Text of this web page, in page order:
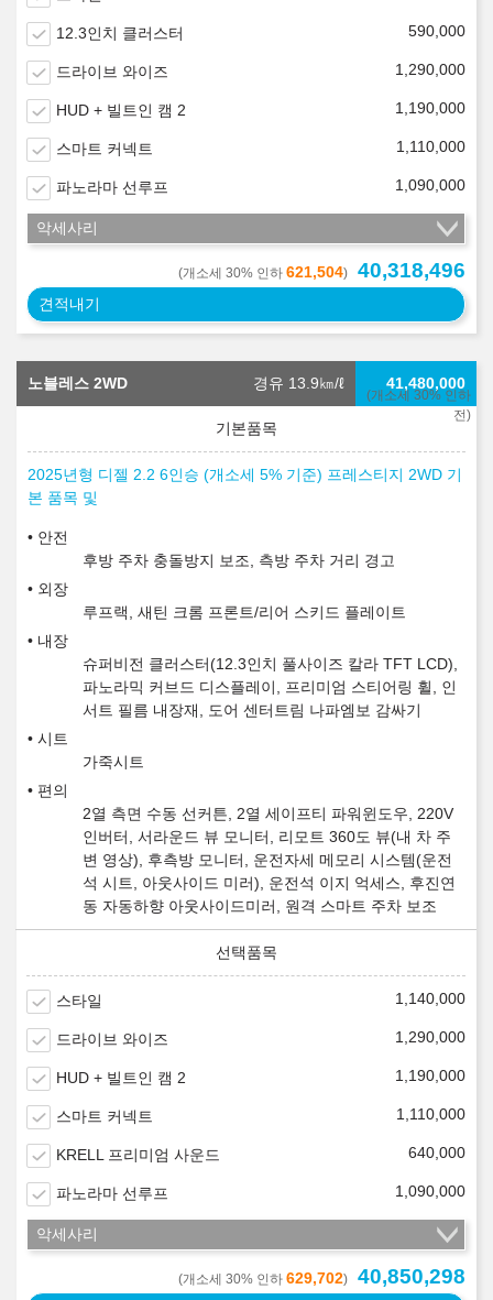
12.3인치 클러스터 590,000
드라이브 와이즈 1,290,000
HUD + 빌트인 캠 2 1,190,000
스마트 커넥트 1,110,000
파노라마 선루프 1,090,000
악세사리
(개소세 30% 인하 621,504) 40,318,496
견적내기
노블레스 2WD 경유 13.9㎞/ℓ
(개소세 30% 인하
전)
41,480,000
2025년형 디젤 2.2 6인승 (개소세 5% 기준) 프레스티지 2WD 기
본 품목 및
안전
후방 주차 충돌방지 보조, 측방 주차 거리 경고
외장
루프랙, 새틴 크롬 프론트/리어 스키드 플레이트
내장
슈퍼비전 클러스터(12.3인치 풀사이즈 칼라 TFT LCD),
파노라믹 커브드 디스플레이, 프리미엄 스티어링 휠, 인
서트 필름 내장재, 도어 센터트림 나파엠보 감싸기
시트
가죽시트
편의
2열 측면 수동 선커튼, 2열 세이프티 파워윈도우, 220V
인버터, 서라운드 뷰 모니터, 리모트 360도 뷰(내 차 주
변 영상), 후측방 모니터, 운전자세 메모리 시스템(운전
석 시트, 아웃사이드 미러), 운전석 이지 억세스, 후진연
동 자동하향 아웃사이드미러, 원격 스마트 주차 보조
스타일 1,140,000
드라이브 와이즈 1,290,000
HUD + 빌트인 캠 2 1,190,000
스마트 커넥트 1,110,000
KRELL 프리미엄 사운드 640,000
파노라마 선루프 1,090,000
악세사리
(개소세 30% 인하 629,702) 40,850,298